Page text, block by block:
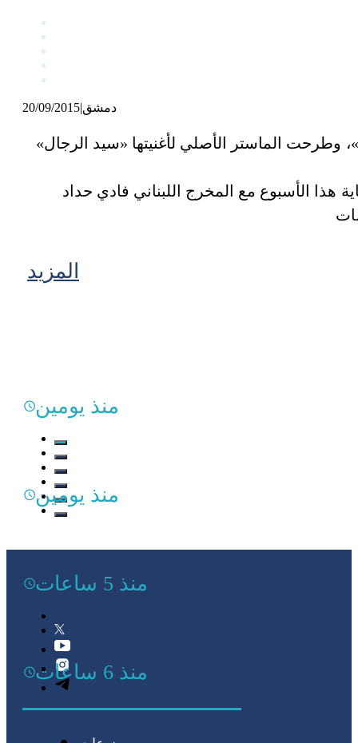
20/09/2015|دمشق
وطرحت الماستر الأصلي لأغنيتها «سيد الرجال»
هذا الأسبوع مع المخرج اللبناني فادي حداد
المزيد
منذ يومين
منذ يومين
منذ 5 ساعات
منذ 6 ساعات